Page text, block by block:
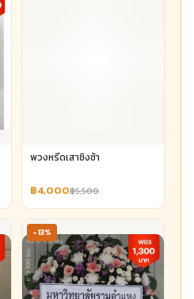
พวงหรีดเสาชิงช้า
฿4,000฿5,500
-13%